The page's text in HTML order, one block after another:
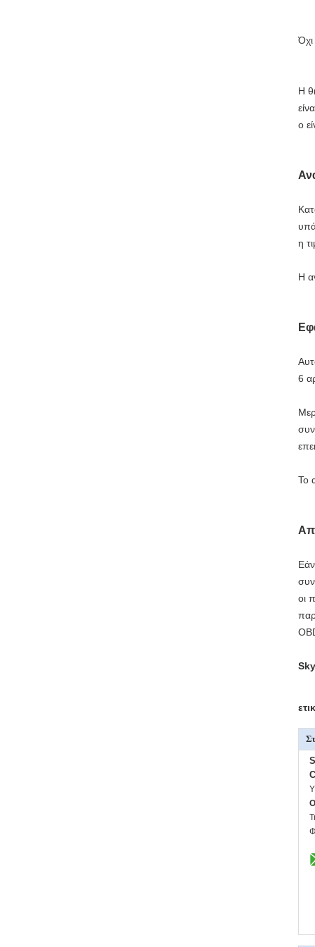
Όχι
Η
ο
η
Η
6
Το
οι